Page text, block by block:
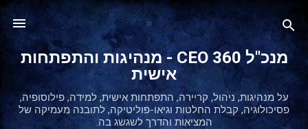
דילוג לתוכן הראשי
מנכ"ל 360 CEO - מנהיגות והתפתחות
אישית
על מנהיגות, ניהול, קריירה, התפתחות אישית, למידה, פילוסופיה,
פסיכולוגיה, קבלת החלטות וגיאו-פוליטיקה, לתובנה מעמיקה של
המציאות והדרך לשגשג בה.